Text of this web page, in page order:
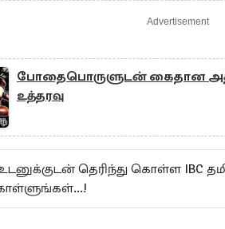
Advertisement
போதைபொருளுடன் கைதான
உத்தரவு
தெரிந்து கொள்ள IBC